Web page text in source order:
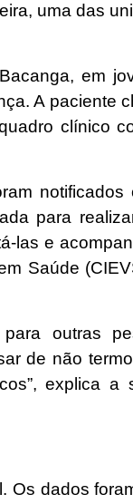
uma das
em
A paciente
clínico
notificados
para
las e
Saúde
outras
de não
explica a
Os dados